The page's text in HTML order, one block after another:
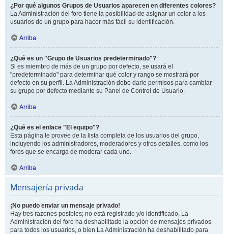
¿Por qué algunos Grupos de Usuarios aparecen en diferentes colores?
La Administración del foro tiene la posibilidad de asignar un color a los
usuarios de un grupo para hacer más fácil su identificación.
Arriba
¿Qué es un "Grupo de Usuarios predeterminado"?
Si es miembro de más de un grupo por defecto, se usará el
"predeterminado" para determinar qué color y rango se mostrará por
defecto en su perfil. La Administración debe darle permisos para cambiar
su grupo por defecto mediante su Panel de Control de Usuario.
Arriba
¿Qué es el enlace "El equipo"?
Esta página le provee de la lista completa de los usuarios del grupo,
incluyendo los administradores, moderadores y otros detalles, como los
foros que se encarga de moderar cada uno.
Arriba
Mensajería privada
¡No puedo enviar un mensaje privado!
Hay tres razones posibles; no está registrado y/o identificado, La
Administración del foro ha deshabilitado la opción de mensajes privados
para todos los usuarios, o bien La Administración ha deshabilitado para